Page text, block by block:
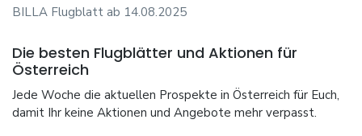
BILLA Flugblatt ab 14.08.2025
Die besten Flugblätter und Aktionen für
Österreich
Jede Woche die aktuellen Prospekte in Österreich für Euch,
damit Ihr keine Aktionen und Angebote mehr verpasst.